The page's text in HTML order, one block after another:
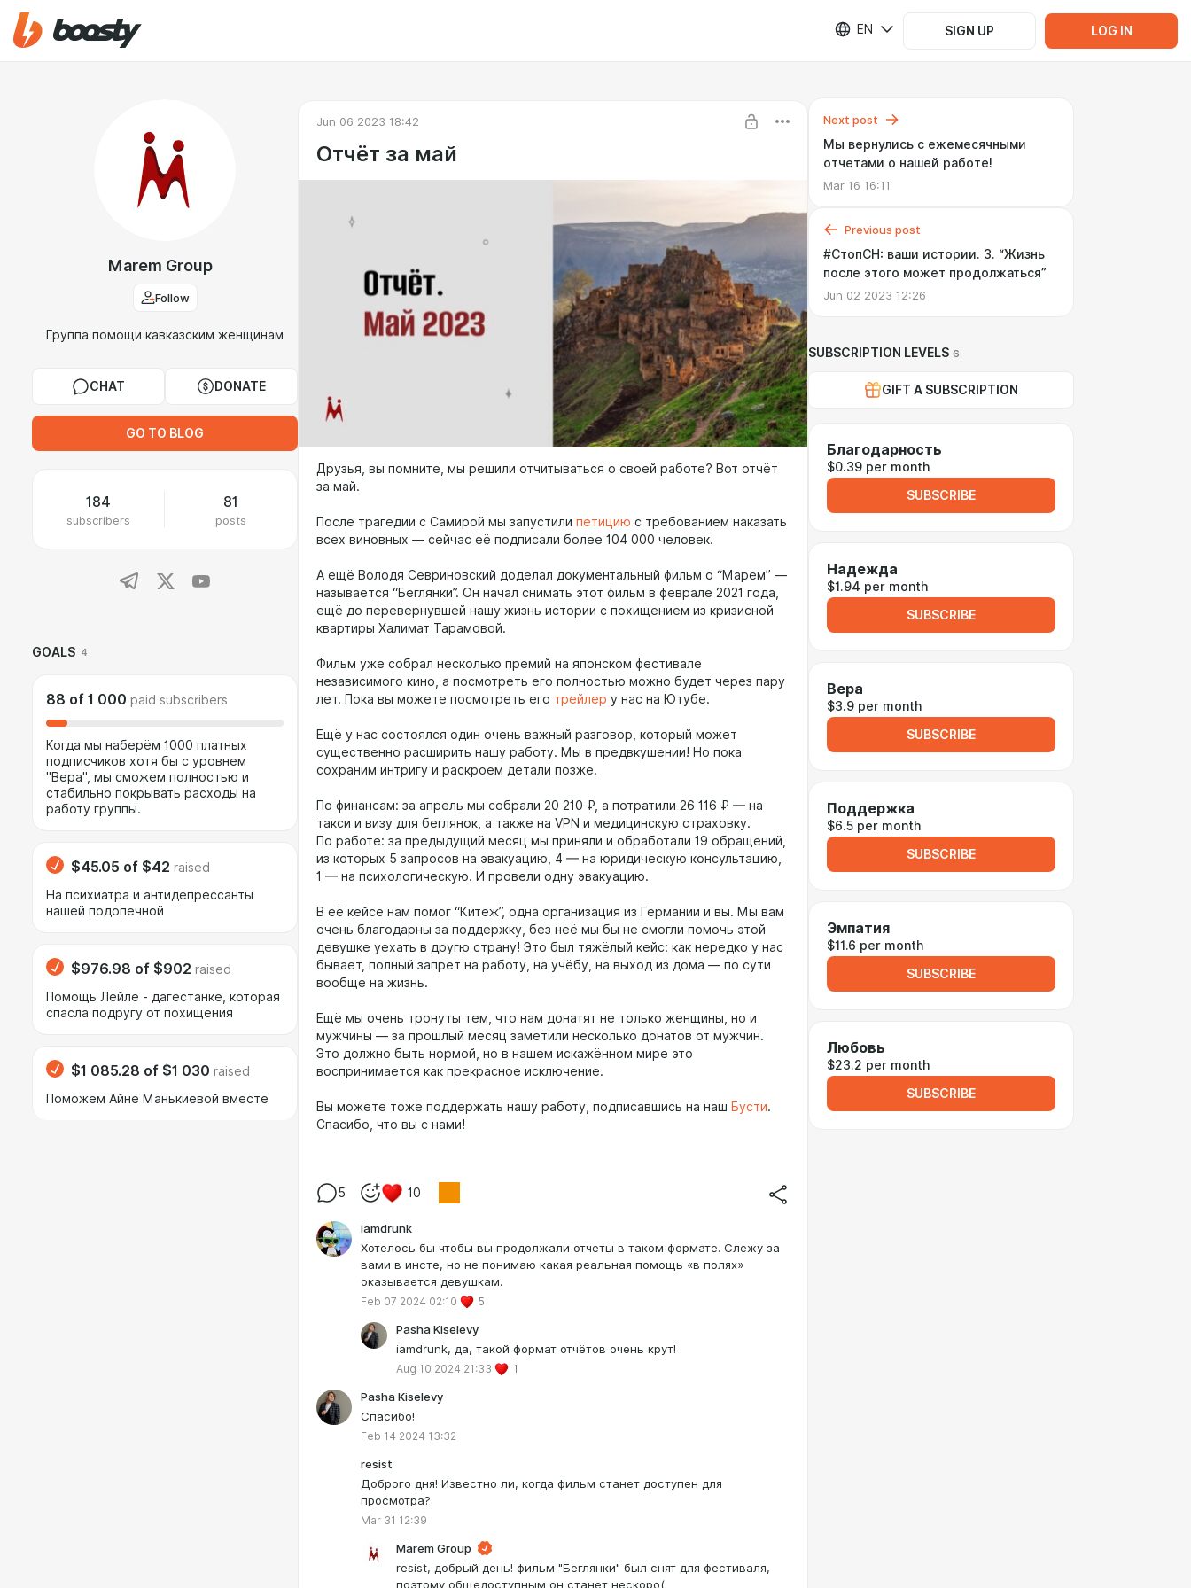
EN SIGN UP LOG IN
Marem Group
Follow
Группа помощи кавказским женщинам
CHAT DONATE
GO TO BLOG
184
subscribers
81
posts
GOALS 4
88 of 1 000 paid subscribers
Когда мы наберём 1000 платных
подписчиков хотя бы с уровнем
"Вера", мы сможем полностью и
стабильно покрывать расходы на
работу группы.
$45.05 of $42 raised
На психиатра и антидепрессанты
нашей подопечной
$976.98 of $902 raised
Помощь Лейле - дагестанке, которая
спасла подругу от похищения
$1 085.28 of $1 030 raised
Поможем Айне Манькиевой вместе
Jun 06 2023 18:42
Отчёт за май
Друзья, вы помните, мы решили отчитываться о своей работе? Вот отчёт
за май.
После трагедии с Самирой мы запустили петицию с требованием наказать
всех виновных — сейчас её подписали более 104 000 человек.
А ещё Володя Севриновский доделал документальный фильм о “Марем” —
называется “Беглянки”. Он начал снимать этот фильм в феврале 2021 года,
ещё до перевернувшей нашу жизнь истории с похищением из кризисной
квартиры Халимат Тарамовой.
Фильм уже собрал несколько премий на японском фестивале
независимого кино, а посмотреть его полностью можно будет через пару
лет. Пока вы можете посмотреть его трейлер у нас на Ютубе.
Ещё у нас состоялся один очень важный разговор, который может
существенно расширить нашу работу. Мы в предвкушении! Но пока
сохраним интригу и раскроем детали позже.
По финансам: за апрель мы собрали 20 210 ₽, а потратили 26 116 ₽ — на
такси и визу для беглянок, а также на VPN и медицинскую страховку.
По работе: за предыдущий месяц мы приняли и обработали 19 обращений,
из которых 5 запросов на эвакуацию, 4 — на юридическую консультацию,
1 — на психологическую. И провели одну эвакуацию.
В её кейсе нам помог “Китеж”, одна организация из Германии и вы. Мы вам
очень благодарны за поддержку, без неё мы бы не смогли помочь этой
девушке уехать в другю страну! Это был тяжёлый кейс: как нередко у нас
бывает, полный запрет на работу, на учёбу, на выход из дома — по сути
вообще на жизнь.
Ещё мы очень тронуты тем, что нам донатят не только женщины, но и
мужчины — за прошлый месяц заметили несколько донатов от мужчин.
Это должно быть нормой, но в нашем искажённом мире это
воспринимается как прекрасное исключение.
Вы можете тоже поддержать нашу работу, подписавшись на наш Бусти.
Спасибо, что вы с нами!
5 10
iamdrunk
Хотелось бы чтобы вы продолжали отчеты в таком формате. Слежу за
вами в инсте, но не понимаю какая реальная помощь «в полях»
оказывается девушкам.
Feb 07 2024 02:10 5
Pasha Kiselevy
iamdrunk, да, такой формат отчётов очень крут!
Aug 10 2024 21:33 1
Pasha Kiselevy
Спасибо!
Feb 14 2024 13:32
resist
Доброго дня! Известно ли, когда фильм станет доступен для
просмотра?
Mar 31 12:39
Marem Group
resist, добрый день! фильм "Беглянки" был снят для фестиваля,
поэтому общедоступным он станет нескоро(
Next post
Мы вернулись с ежемесячными
отчетами о нашей работе!
Mar 16 16:11
Previous post
#СтопСН: ваши истории. 3. “Жизнь
после этого может продолжаться”
Jun 02 2023 12:26
SUBSCRIPTION LEVELS 6
GIFT A SUBSCRIPTION
Благодарность
$0.39 per month
SUBSCRIBE
Надежда
$1.94 per month
SUBSCRIBE
Вера
$3.9 per month
SUBSCRIBE
Поддержка
$6.5 per month
SUBSCRIBE
Эмпатия
$11.6 per month
SUBSCRIBE
Любовь
$23.2 per month
SUBSCRIBE